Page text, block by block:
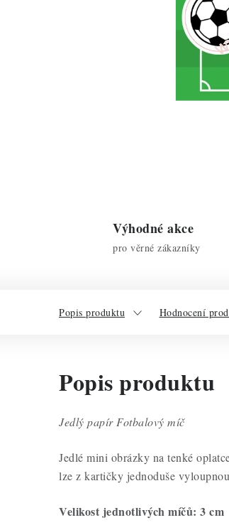
Výhodné akce
pro věrné zákazníky
Popis produktu Hodnocení
Popis produktu
Jedlý papír Fotbalový míč
Jedlé mini obrázky na tenké
lze z kartičky jednoduše
Velikost jednotlivých míčů: 3 cm